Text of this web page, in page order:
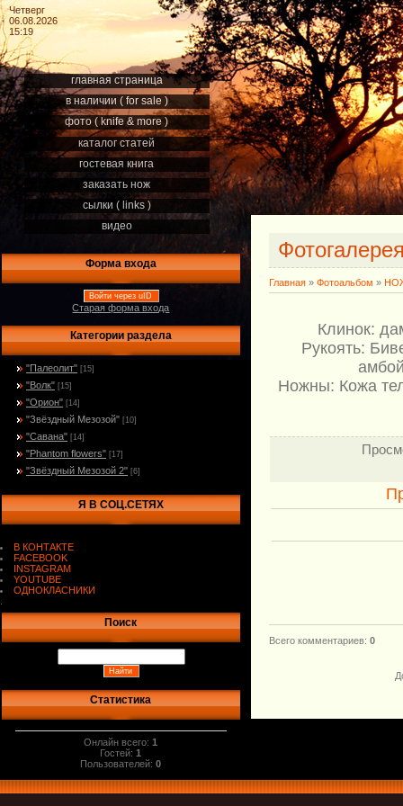
Четверг
06.08.2026
15:19
главная страница
в наличии ( for sale )
фото ( knife & more )
каталог статей
гостевая книга
заказать нож
сылки ( links )
видео
Форма входа
Войти через uID
Старая форма входа
Категории раздела
"Палеолит" [15]
"Волк" [15]
"Орион" [14]
"Звёздный Мезозой" [10]
"Савана" [14]
"Phantom flowers" [17]
"Звёздный Мезозой 2" [6]
Я В СОЦ.СЕТЯХ
В КОНТАКТЕ
FACEBOOK
INSTAGRAM
YOUTUBE
ОДНОКЛАСНИКИ
Поиск
Статистика
Онлайн всего:1
Гостей:1
Пользователей:0
Главная » Фотоальбом »
Клинок:
Рукоять:
Ножны: Кожа
Всего комментариев: 0